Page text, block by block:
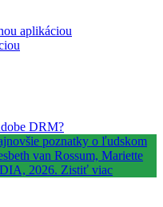
aplikáciou
DRM?